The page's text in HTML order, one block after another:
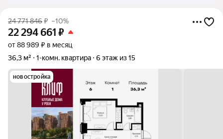
24 771 846₽ –10%
22 294 661 ₽
от 88 989 ₽ в месяц
36,3 м²
1-комн. квартира 6 этаж из 15
новостройка